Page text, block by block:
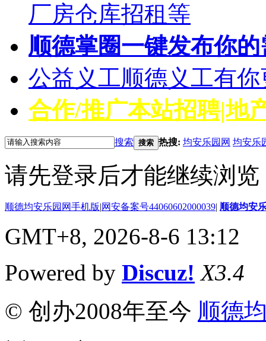
厂房仓库招租等
顺德掌圈一键发布你
公益义工顺德义工有
合作/推广本站招聘|地
搜索 搜索 热搜: 均安乐园网 均安乐
请先登录后才能继续浏览
顺德均安乐园网手机版|网安备案号44060602000039| 顺德均安
GMT+8, 2026-8-6 13:12
Powered by Discuz! X3.4
© 创办2008年至今 顺德